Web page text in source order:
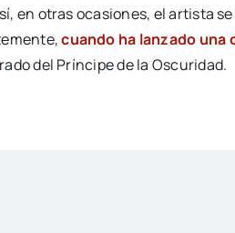
en otras ocasiones, el artista se
cuando ha lanzado una
del Príncipe de la Oscuridad.